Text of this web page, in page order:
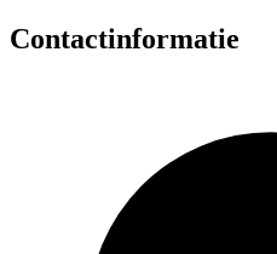
Contactinformatie